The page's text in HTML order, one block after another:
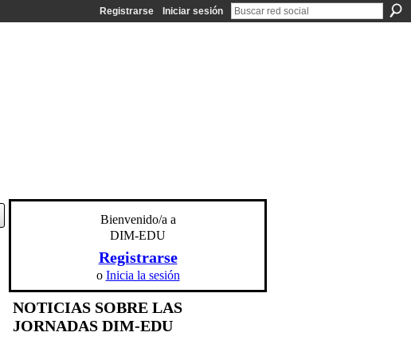
Registrarse Iniciar sesión
Bienvenido/a a
DIM-EDU
Registrarse
o Inicia la sesión
NOTICIAS SOBRE LAS
JORNADAS DIM-EDU